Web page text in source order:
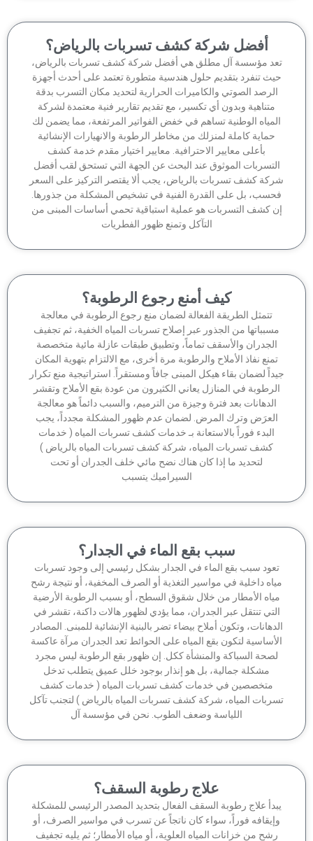
أفضل شركة كشف تسربات بالرياض؟
مؤسسة آل مطلق هي أفضل شركة كشف تسربات بالرياض،
تنفرد بتقديم حلول هندسية متطورة تعتمد على أحدث أجهزة
الرصد الصوتي والكاميرات الحرارية لتحديد مكان التسرب بدقة
متناهية وبدون أي تكسير، مع تقديم تقارير فنية معتمدة لشركة
الوطنية تساهم في خفض الفواتير المرتفعة، مما يضمن لك
حماية كاملة لمنزلك من مخاطر الرطوبة والانهيارات الإنشائية
بأعلى معايير الاحترافية. معايير اختيار مقدم خدمة كشف
الموثوق عند البحث عن الجهة التي تستحق لقب أفضل
كشف تسربات بالرياض، يجب ألا يقتصر التركيز على السعر
بل على القدرة الفنية في تشخيص المشكلة من جذورها.
كشف التسربات هو عملية استباقية تحمي أساسات المبنى من
التآكل وتمنع ظهور الفطريات
كيف أمنع رجوع الرطوبة؟
تتمثل الطريقة الفعالة لضمان منع رجوع الرطوبة في معالجة
من الجذور عبر إصلاح تسربات المياه الخفية، ثم تجفيف
الجدران والأسقف تماماً، وتطبيق طبقات عازلة مائية متخصصة
تمنع نفاذ الأملاح والرطوبة مرة أخرى، مع الالتزام بتهوية المكان
لضمان بقاء هيكل المبنى جافاً ومستقراً. استراتيجية منع تكرار
في المنازل يعاني الكثيرون من عودة بقع الأملاح وتقشر
الدهانات بعد فترة وجيزة من الترميم، والسبب دائماً هو معالجة
العرَض وترك المرض. لضمان عدم ظهور المشكلة مجدداً، يجب
البدء فوراً بالاستعانة بـ خدمات كشف تسربات المياه ( خدمات
كشف تسربات المياه، شركة كشف تسربات المياه بالرياض )
لتحديد ما إذا كان هناك نضح مائي خلف الجدران أو تحت
السيراميك يتسبب
سبب بقع الماء في الجدار؟
سبب بقع الماء في الجدار بشكل رئيسي إلى وجود تسربات
داخلية في مواسير التغذية أو الصرف المخفية، أو نتيجة رشح
الأمطار من خلال شقوق السطح، أو بسبب الرطوبة الأرضية
تنتقل عبر الجدران، مما يؤدي لظهور هالات داكنة، تقشر في
وتكون أملاح بيضاء تضر بالبنية الإنشائية للمبنى. المصادر
لتكون بقع المياه على الحوائط تعد الجدران مرآة عاكسة
لصحة السباكة والمنشأة ككل. إن ظهور بقع الرطوبة ليس مجرد
مشكلة جمالية، بل هو إنذار بوجود خلل عميق يتطلب تدخل
متخصصين في خدمات كشف تسربات المياه ( خدمات كشف
المياه، شركة كشف تسربات المياه بالرياض ) لتجنب تآكل
اللياسة وضعف الطوب. نحن في مؤسسة آل
علاج رطوبة السقف؟
علاج رطوبة السقف الفعال بتحديد المصدر الرئيسي للمشكلة
فوراً، سواء كان ناتجاً عن تسرب في مواسير الصرف، أو
رشح من خزانات المياه العلوية، أو مياه الأمطار؛ ثم يليه تجفيف